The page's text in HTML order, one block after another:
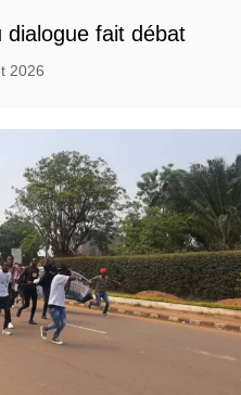
dialogue fait débat
2026